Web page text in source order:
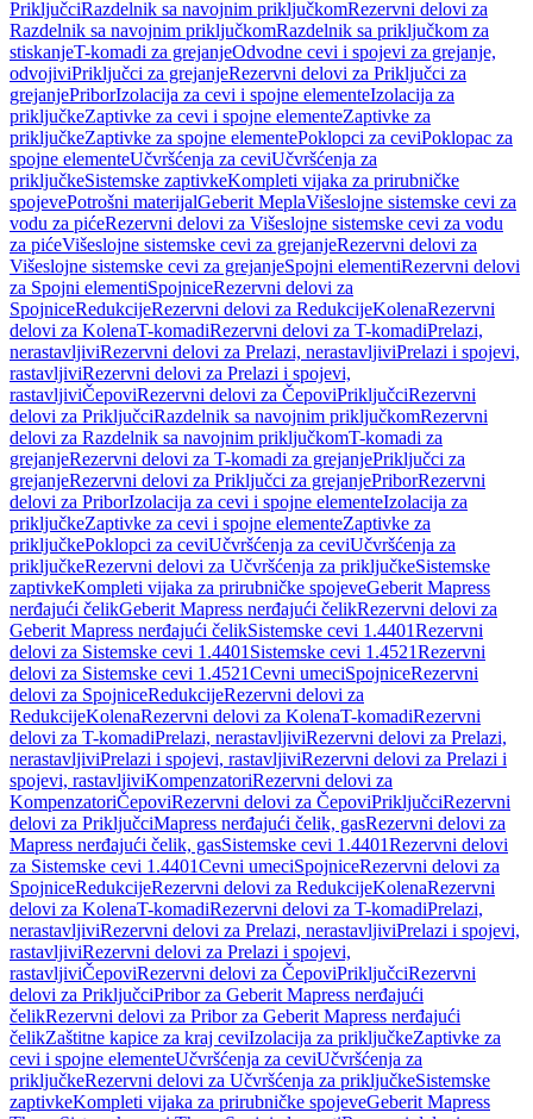
PriključciRazdelnik sa navojnim priključkomRezervni delovi za
Razdelnik sa navojnim priključkomRazdelnik sa priključkom za
stiskanjeT-komadi za grejanjeOdvodne cevi i spojevi za grejanje,
odvojiviPriključci za grejanjeRezervni delovi za Priključci za
grejanjePriborIzolacija za cevi i spojne elementeIzolacija za
priključkeZaptivke za cevi i spojne elementeZaptivke za
priključkeZaptivke za spojne elementePoklopci za ceviPoklopac za
spojne elementeUčvršćenja za ceviUčvršćenja za
priključkeSistemske zaptivkeKompleti vijaka za prirubničke
spojevePotrošni materijalGeberit MeplaVišeslojne sistemske cevi za
vodu za pićeRezervni delovi za Višeslojne sistemske cevi za vodu
za pićeVišeslojne sistemske cevi za grejanjeRezervni delovi za
Višeslojne sistemske cevi za grejanjeSpojni elementiRezervni delovi
za Spojni elementiSpojniceRezervni delovi za
SpojniceRedukcijeRezervni delovi za RedukcijeKolenaRezervni
delovi za KolenaT-komadiRezervni delovi za T-komadiPrelazi,
nerastavljiviRezervni delovi za Prelazi, nerastavljiviPrelazi i spojevi,
rastavljiviRezervni delovi za Prelazi i spojevi,
rastavljiviČepoviRezervni delovi za ČepoviPriključciRezervni
delovi za PriključciRazdelnik sa navojnim priključkomRezervni
delovi za Razdelnik sa navojnim priključkomT-komadi za
grejanjeRezervni delovi za T-komadi za grejanjePriključci za
grejanjeRezervni delovi za Priključci za grejanjePriborRezervni
delovi za PriborIzolacija za cevi i spojne elementeIzolacija za
priključkeZaptivke za cevi i spojne elementeZaptivke za
priključkePoklopci za ceviUčvršćenja za ceviUčvršćenja za
priključkeRezervni delovi za Učvršćenja za priključkeSistemske
zaptivkeKompleti vijaka za prirubničke spojeveGeberit Mapress
nerđajući čelikGeberit Mapress nerđajući čelikRezervni delovi za
Geberit Mapress nerđajući čelikSistemske cevi 1.4401Rezervni
delovi za Sistemske cevi 1.4401 Sistemske cevi 1.4521Rezervni
delovi za Sistemske cevi 1.4521Cevni umeciSpojniceRezervni
delovi za SpojniceRedukcijeRezervni delovi za
RedukcijeKolenaRezervni delovi za KolenaT-komadiRezervni
delovi za T-komadiPrelazi, nerastavljiviRezervni delovi za Prelazi,
nerastavljiviPrelazi i spojevi, rastavljiviRezervni delovi za Prelazi i
spojevi, rastavljiviKompenzatoriRezervni delovi za
KompenzatoriČepoviRezervni delovi za ČepoviPriključciRezervni
delovi za PriključciMapress nerđajući čelik, gasRezervni delovi za
Mapress nerđajući čelik, gasSistemske cevi 1.4401Rezervni delovi
za Sistemske cevi 1.4401Cevni umeciSpojniceRezervni delovi za
SpojniceRedukcijeRezervni delovi za RedukcijeKolenaRezervni
delovi za KolenaT-komadiRezervni delovi za T-komadiPrelazi,
nerastavljiviRezervni delovi za Prelazi, nerastavljiviPrelazi i spojevi,
rastavljiviRezervni delovi za Prelazi i spojevi,
rastavljiviČepoviRezervni delovi za ČepoviPriključciRezervni
delovi za PriključciPribor za Geberit Mapress nerđajući
čelikRezervni delovi za Pribor za Geberit Mapress nerđajući
čelikZaštitne kapice za kraj ceviIzolacija za priključkeZaptivke za
cevi i spojne elementeUčvršćenja za ceviUčvršćenja za
priključkeRezervni delovi za Učvršćenja za priključkeSistemske
zaptivkeKompleti vijaka za prirubničke spojeveGeberit Mapress